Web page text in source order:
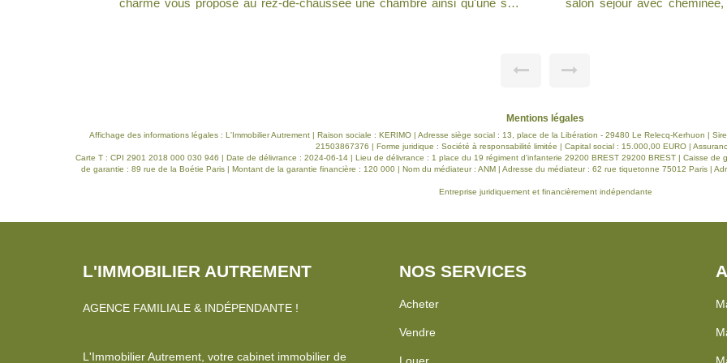
Mentions légales
Affichage des informations légales : L'Immobilier Autrement | Raison sociale : KERIMO | Adresse siège social : 13, place de la Libération - 29480 Le Relecq-Kerhuon |
21503867376 | Forme juridique : Société à responsabilité limitée | Capital social : 15.000,00 EURO |
Carte T : CPI 2901 2018 000 030 946 | Date de délivrance : 2024-06-14 | Lieu de délivrance : 1 place du 19 régiment d'infanterie 29200 BREST 29200 BREST | Caisse de
de garantie : 89 rue de la Boétie Paris | Montant de la garantie financière : 120 000 | Nom du médiateur : ANM | Adresse du médiateur : 62 rue tiquetonne 75012 Paris |
Entreprise juridiquement et financièrement indépendante
L'IMMOBILIER AUTREMENT
AGENCE FAMILIALE & INDÉPENDANTE !
L'Immobilier Autrement, votre cabinet immobilier de
NOS SERVICES
Acheter
Vendre
Louer